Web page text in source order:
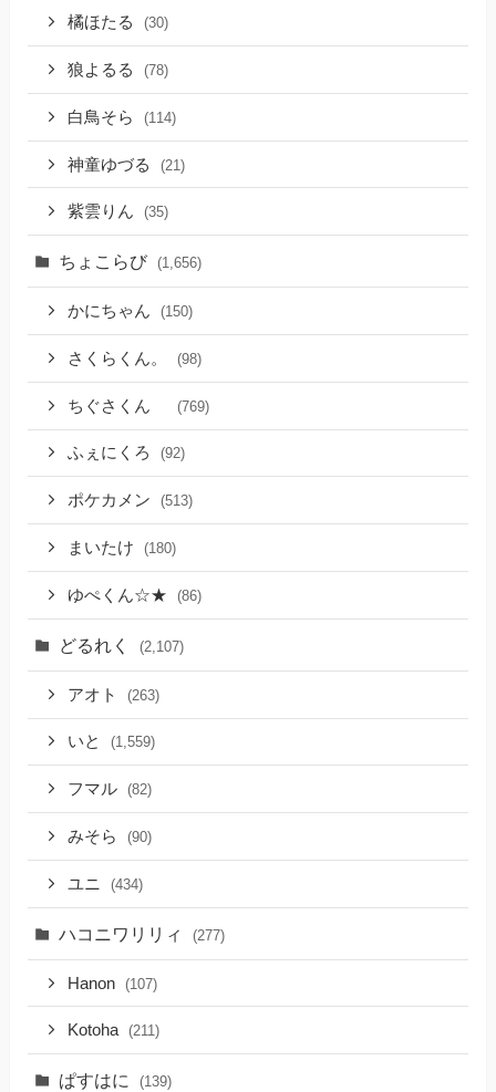
橘ほたる (30)
狼よるる (78)
白鳥そら (114)
神童ゆづる (21)
紫雲りん (35)
ちょこらび (1,656)
かにちゃん (150)
さくらくん。 (98)
ちぐさくん (769)
ふぇにくろ (92)
ポケカメン (513)
まいたけ (180)
ゆぺくん☆★ (86)
どるれく (2,107)
アオト (263)
いと (1,559)
フマル (82)
みそら (90)
ユニ (434)
ハコニワリリィ (277)
Hanon (107)
Kotoha (211)
ぱすはに (139)